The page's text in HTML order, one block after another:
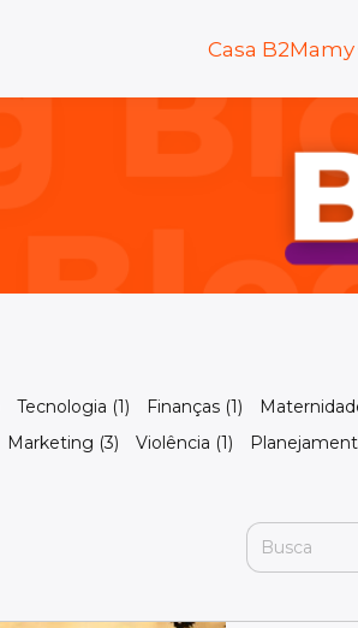
Casa B2Mamy
Tecnologia (1) Finanças (1)
Marketing (3) Violência (1)